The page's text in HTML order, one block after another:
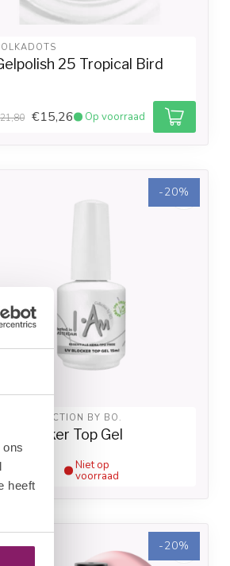
heeft
25 Tropical Bird
€15,26 Op voorraad
-20%
I.AM COLLECTION BY BO.
UV Blocker Top Gel
€13,50 Niet op
voorraad
-20%